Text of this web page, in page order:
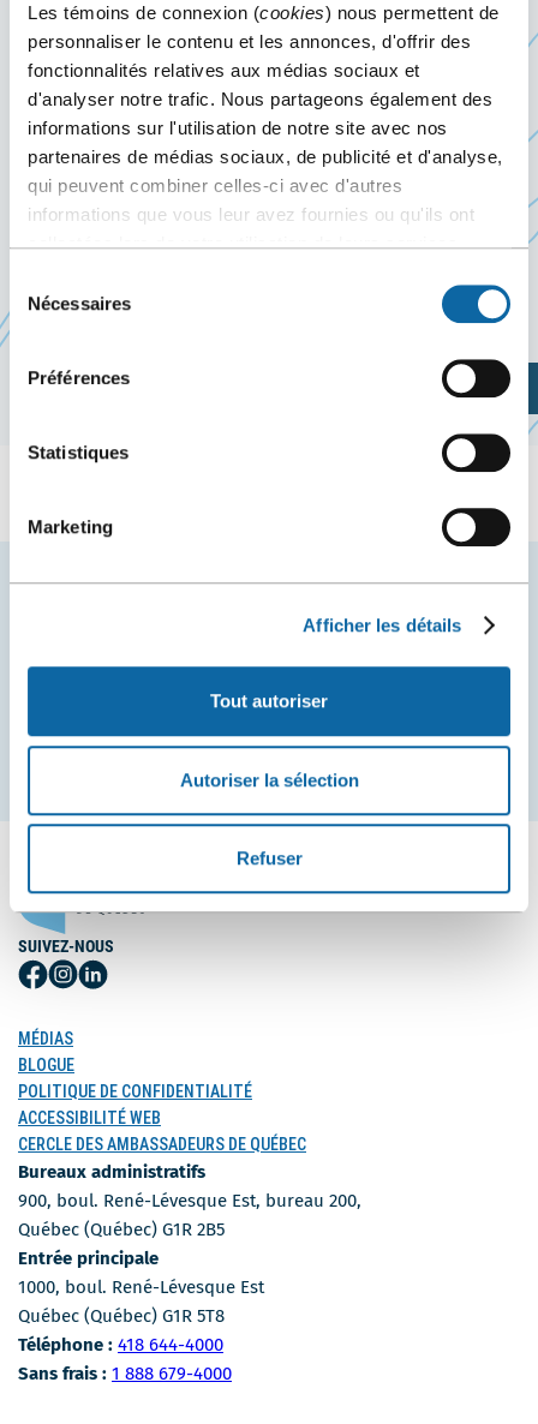
Les témoins de connexion (cookies) nous permettent de
personnaliser le contenu et les annonces, d'offrir des
fonctionnalités relatives aux médias sociaux et
d'analyser notre trafic. Nous partageons également des
informations sur l'utilisation de notre site avec nos
partenaires de médias sociaux, de publicité et d'analyse,
qui peuvent combiner celles-ci avec d'autres
informations que vous leur avez fournies ou qu'ils ont
collectées lors de votre utilisation de leurs services.
du
consentement
Nécessaires
Préférences
Statistiques
Marketing
Afficher les détails
Tout autoriser
Autoriser la sélection
Refuser
Du 17 au 19 février 2023, le Centre des congrès de
Québec accueille les Journées chiropratiques,
présentées par l’Ordre des chiropraticiens du
QuébecCe
lien
s'ouvrira
dans
une
fenêtre
.
La mission de l’Ordre est d’assurer la protection
du public en veillant à la qualité et à l’excellence
ses membres
Planifiez votre visite
Restez à l'affût des nouvelles et événements du
SUIVEZ-NOUS
Suivez-
sur
Facebook
Suivez-
Instagram
Suivez-
MÉDIAS
BLOGUE
POLITIQUE DE CONFIDENTIALITÉ
ACCESSIBILITÉ WEB
CERCLE DES AMBASSADEURS DE QUÉBEC
Bureaux administratifs
900, boul. René-Lévesque Est, bureau 200,
Québec (Québec) G1R 2B5
Entrée principale
1000, boul. René-Lévesque Est
Québec (Québec) G1R 5T8
Téléphone : Numéro de téléphone
418 644-4000
Sans frais : Numéro sans-frais
1 888 679-4000